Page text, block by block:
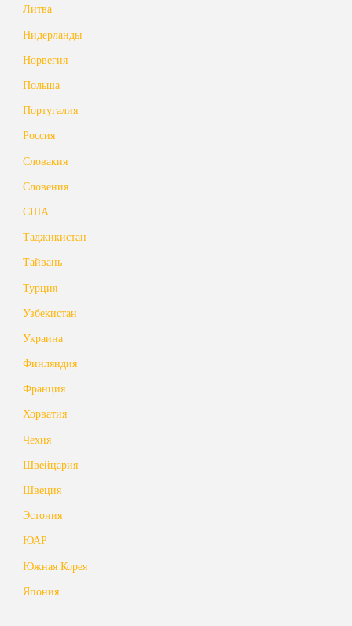
Литва
Нидерланды
Норвегия
Польша
Португалия
Россия
Словакия
Словения
США
Таджикистан
Тайвань
Турция
Узбекистан
Украина
Финляндия
Франция
Хорватия
Чехия
Швейцария
Швеция
Эстония
ЮАР
Южная Корея
Япония